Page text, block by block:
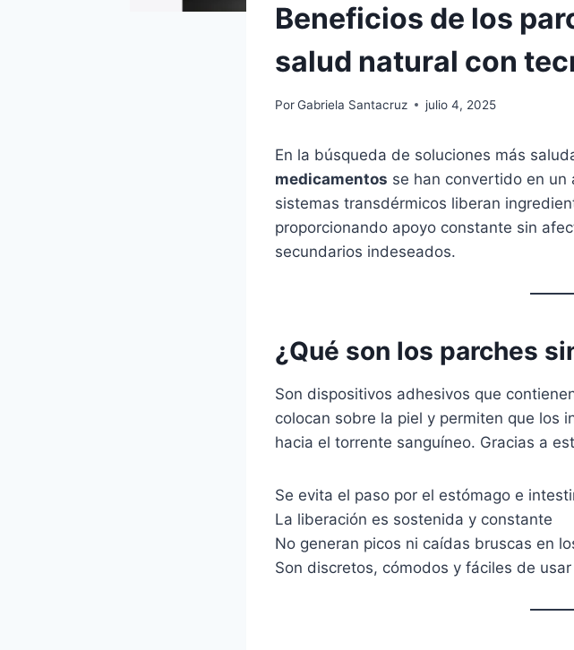
Beneficios de los
salud natural con
PorGabriela Santacruz julio 4, 2025
En la búsqueda de soluciones más
medicamentos se han convertido en un
sistemas transdérmicos liberan
proporcionando apoyo constante sin
secundarios indeseados.
¿Qué son los parches
Son dispositivos adhesivos que
colocan sobre la piel y permiten que los
hacia el torrente sanguíneo. Gracias a
Se evita el paso por el estómago e
La liberación es sostenida y constante
No generan picos ni caídas bruscas en
Son discretos, cómodos y fáciles de usar